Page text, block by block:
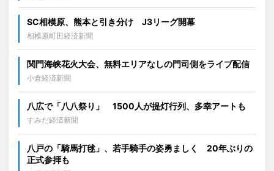
SC相模原、熊本と引き分け J3リーグ開幕
相模原町田経済新聞
関門海峡花火大会、無料エリアなしの門司側をライブ配信
小倉経済新聞
八広で「八八祭り」 1500人が提灯行列、多幸アートも
すみだ経済新聞
八戸の「騎馬打毬」、若手騎手の姿勇ましく 20年ぶりの
正式参拝も